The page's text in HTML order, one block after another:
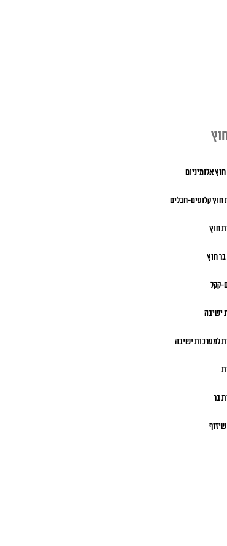
אלומיניום
חוץ קלועים-חבלים
חוץ
חוץ
קקל
ישיבה
למערכות ישיבה
בר